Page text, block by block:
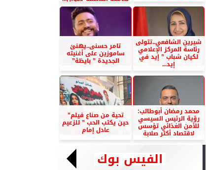
شيرين الشافعي..تتولى
رئاسة المركز الإعلامي
لكيان شباب ” إيد في
إيد...
تامر حسنى..يهنئ
ساموزين على أغنيته
الجديدة ” بايظة”
محمد رمضان أبوطالب:
رؤية الرئيس السيسي
للأمن الغذائي تؤسس
لاقتصاد أكثر صلابة
تحية من صناع فيلم”
حين يكتب الحب ” للزعيم
عادل إمام
الفيس بوك